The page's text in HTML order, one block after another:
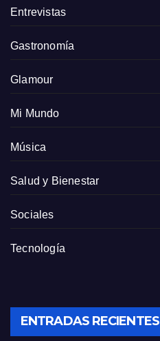
Entrevistas
Gastronomía
Glamour
Mi Mundo
Música
Salud y Bienestar
Sociales
Tecnología
ENTRADAS RECIENTES